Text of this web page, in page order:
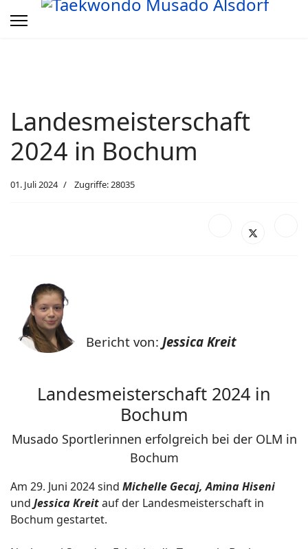
Landesmeisterschaft
2024 in Bochum
01. Juli 2024 Zugriffe: 28035
Bericht von: Jessica Kreit
Landesmeisterschaft 2024 in
Bochum
Musado Sportlerinnen erfolgreich bei der OLM in
Bochum
Am 29. Juni 2024 sind Michelle Gecaj, Amina Hiseni
und Jessica Kreitauf der Landesmeisterschaft in
Bochum gestartet.